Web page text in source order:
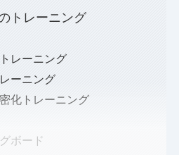
トレーニング
レーニング
ーニング
化トレーニング
ボード